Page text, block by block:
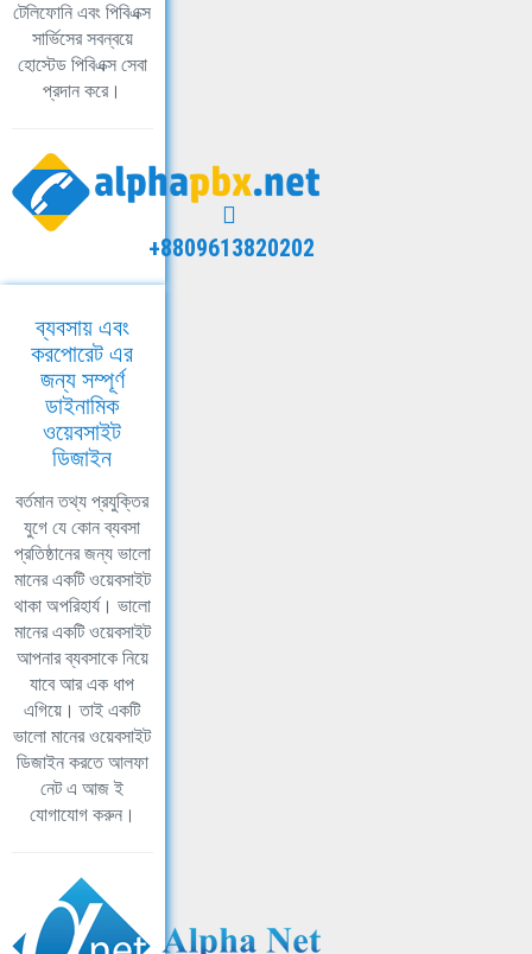
টেলিফোনি এবং পিবিএক্স
সার্ভিসের সবন্বয়ে
হোস্টেড পিবিএক্স সেবা
প্রদান করে।
+8809613820202
ব্যবসায় এবং
করপোরেট এর
জন্য সম্পূর্ণ
ডাইনামিক
ওয়েবসাইট
ডিজাইন
বর্তমান তথ্য প্রযুক্তির
যুগে যে কোন ব্যবসা
প্রতিষ্ঠানের জন্য ভালো
মানের একটি ওয়েবসাইট
থাকা অপরিহার্য। ভালো
মানের একটি ওয়েবসাইট
আপনার ব্যবসাকে নিয়ে
যাবে আর এক ধাপ
এগিয়ে। তাই একটি
ভালো মানের ওয়েবসাইট
ডিজাইন করতে আলফা
নেট এ আজ ই
যোগাযোগ করুন।